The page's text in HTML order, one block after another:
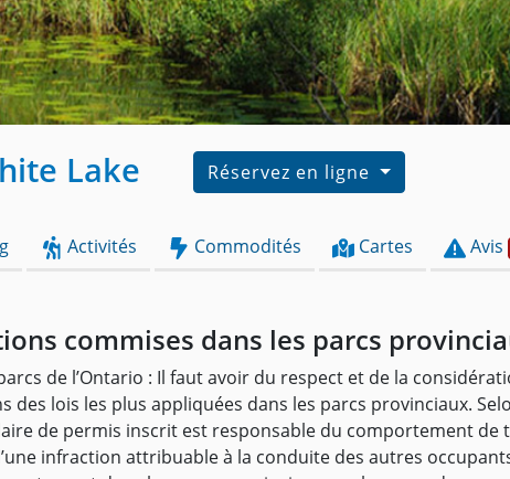
Lake Réservez en ligne
Activités Commodités Cartes Avis
commises dans les parcs
de l’Ontario : Il faut avoir du respect et de la
des lois les plus appliquées dans les parcs provinciaux.
de permis inscrit est responsable du comportement de
infraction attribuable à la conduite des autres